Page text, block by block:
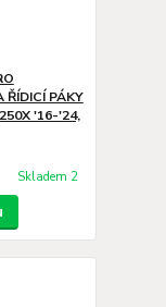
ŘÍDICÍ PÁKY
'16-'24,
Skladem 2